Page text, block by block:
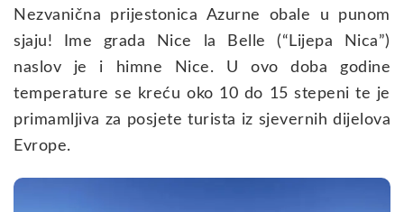
Nezvanična prijestonica Azurne obale u punom
sjaju! Ime grada Nice la Belle (“Lijepa Nica”)
naslov je i himne Nice. U ovo doba godine
temperature se kreću oko 10 do 15 stepeni te je
primamljiva za posjete turista iz sjevernih dijelova
Evrope.